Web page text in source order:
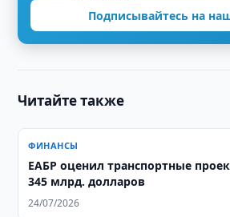
Подписывайтесь на
Читайте также
ФИНАНСЫ
ЕАБР оценил транспортные
345 млрд. долларов
24/07/2026